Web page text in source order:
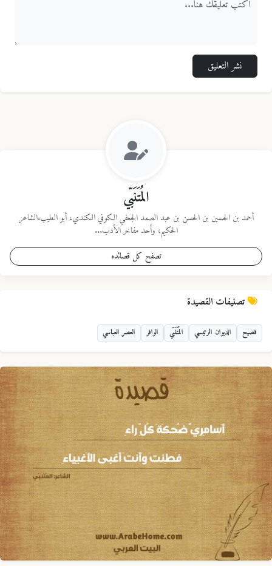
نشر التعليق
المُتَنَبّي
أحمد بن الحسين بن الحسن بن عبد الصمد الجعفي الكوفي الكندي، أبو الطيب.الشاعر
الحكيم، وأحد مفاخر الأدب...
تصفح كل قصائده
تصنيفات القصيدة
فصيح الديوان الرئيسي المُتَنَبّي الوافر العصر العباسي